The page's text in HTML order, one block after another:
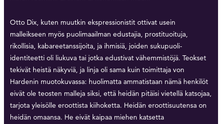
Otto Dix, kuten muutkin ekspressionistit ottivat usein
malleikseen myös puolimaailman edustajia, prostituoituja,
rikollisia, kabareetanssijoita, ja ihmisiä, joiden sukupuoli-
identiteetti oli liukuva tai jotka edustivat vähemmistöjä. Teokset
tekivät heistä näkyviä, ja linja oli sama kuin toimittaja von
Hardenin muotokuvassa: huolimatta ammatistaan nämä henkilöt
eivät ole teosten malleja siksi, että heidän pitäisi vietellä katsojaa,
tarjota yleisölle eroottista kiihoketta. Heidän eroottisuutensa on
heidän omaansa. He eivät kaipaa miehen katsetta